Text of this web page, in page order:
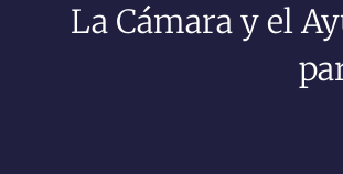
La Cámara y el